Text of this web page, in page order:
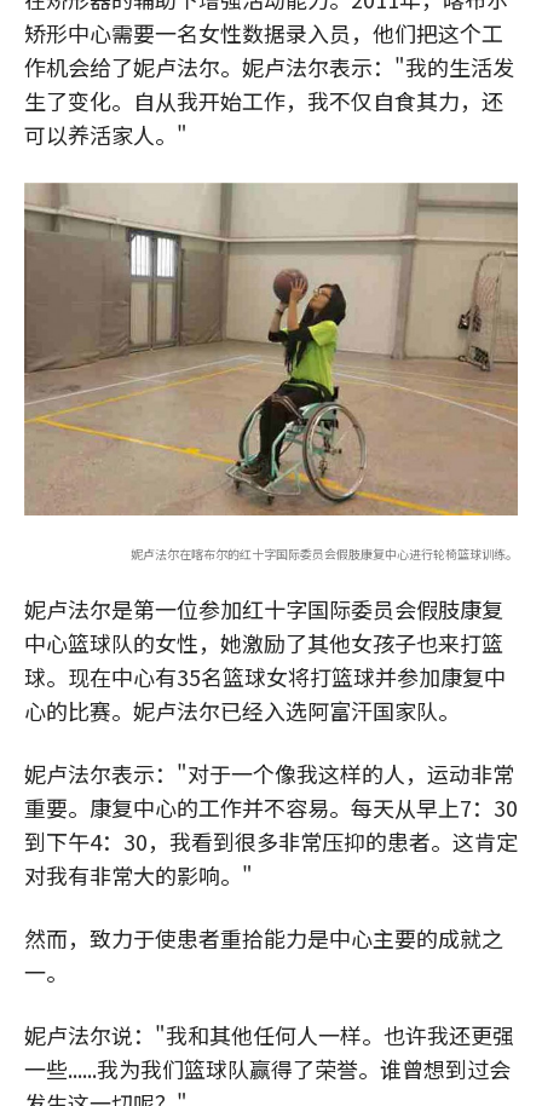
矫形中心需要一名女性数据录入员，他们把这个工
作机会给了妮卢法尔。妮卢法尔表示："我的生活发
生了变化。自从我开始工作，我不仅自食其力，还
可以养活家人。"
妮卢法尔在喀布尔的红十字国际委员会假肢康复中心进行轮椅篮球训练。
妮卢法尔是第一位参加红十字国际委员会假肢康复
中心篮球队的女性，她激励了其他女孩子也来打篮
球。现在中心有35名篮球女将打篮球并参加康复中
心的比赛。妮卢法尔已经入选阿富汗国家队。
妮卢法尔表示："对于一个像我这样的人，运动非常
重要。康复中心的工作并不容易。每天从早上7：30
到下午4：30，我看到很多非常压抑的患者。这肯定
对我有非常大的影响。"
然而，致力于使患者重拾能力是中心主要的成就之
一。
妮卢法尔说："我和其他任何人一样。也许我还更强
一些......我为我们篮球队赢得了荣誉。谁曾想到过会